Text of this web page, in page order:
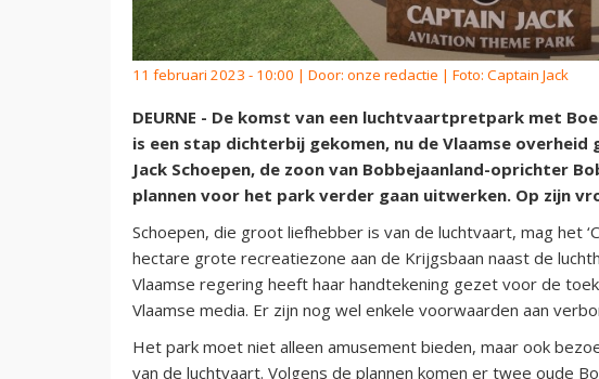
11 februari 2023 - 10:00 | Door: onze redactie | Foto: Captain Jack
DEURNE - De komst van een luchtvaartpretpark met
is een stap dichterbij gekomen, nu de Vlaamse
Jack Schoepen, de zoon van Bobbejaanland-oprichter
plannen voor het park verder gaan uitwerken. Op zijn
Schoepen, die groot liefhebber is van de luchtvaart, mag het
hectare grote recreatiezone aan de Krijgsbaan naast de
Vlaamse regering heeft haar handtekening gezet voor de
Vlaamse media. Er zijn nog wel enkele voorwaarden aan
Het park moet niet alleen amusement bieden, maar ook
van de luchtvaart. Volgens de plannen komen er twee oude